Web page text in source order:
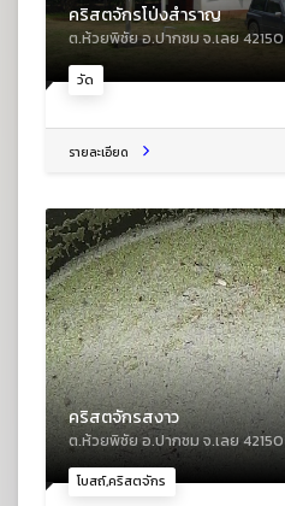
วัด
คริสตจักรโป่งสำราญ
ต.ห้วยพิชัย อ.ปากชม จ.เลย 42150
รายละเอียด
โบสถ์,คริสตจักร
คริสตจักรสงาว
ต.ห้วยพิชัย อ.ปากชม จ.เลย 42150